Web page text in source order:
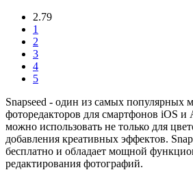
2.79
1
2
3
4
5
Snapseed - один из самых популярных
фоторедакторов для смартфонов iOS
можно использовать не только для
добавления креативных эффектов.
бесплатно и обладает мощной
редактирования фотографий.